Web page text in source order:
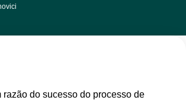
razão do sucesso do processo de